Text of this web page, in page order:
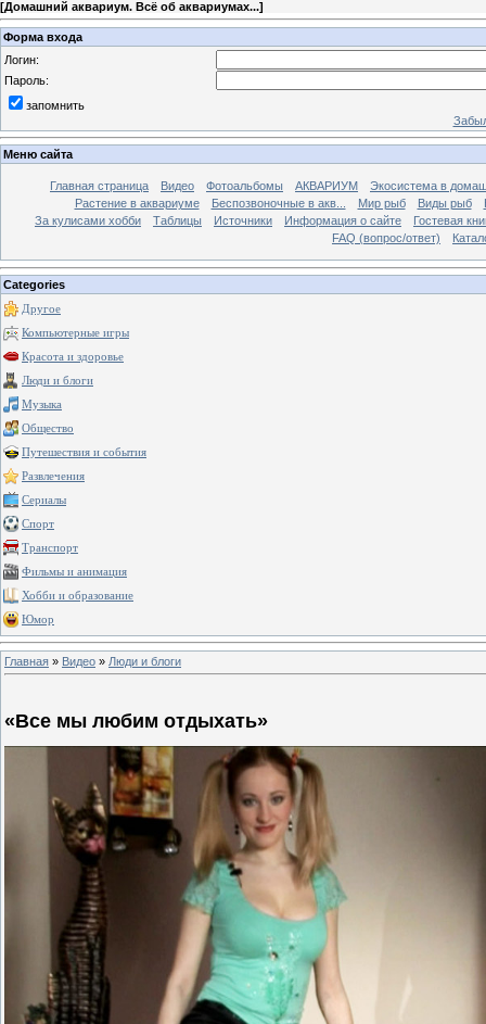
[Домашний аквариум. Всё об аквариумах...]
Форма входа
Логин:
Пароль:
запомнить
Меню сайта
Главная страница Видео Фотоальбомы АКВАРИУМ
Экосистема в
Растение в аквариуме
Беспозвоночные в акв... Мир рыб Виды рыб
За кулисами хобби
Таблицы Источники Информация о сайте
Гостевая
FAQ (вопрос/ответ)
Categories
Другое
Компьютерные игры
Красота и здоровье
Люди и блоги
Музыка
Общество
Путешествия и события
Развлечения
Сериалы
Спорт
Транспорт
Фильмы и анимация
Хобби и образование
Юмор
Главная » Видео » Люди и блоги
«Все мы любим отдыхать»